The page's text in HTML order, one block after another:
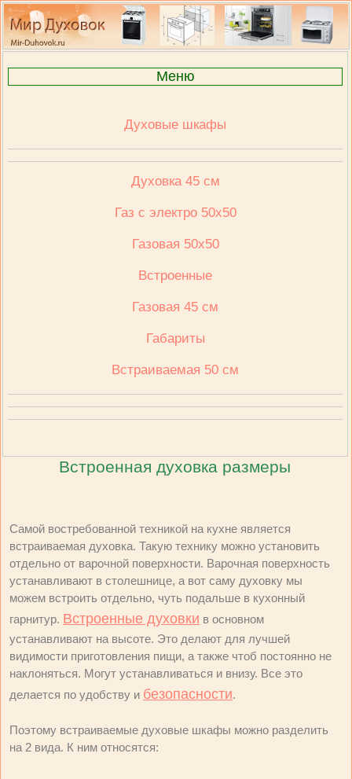
Меню
Духовые шкафы
Духовка 45 см
Газ с электро 50х50
Газовая 50х50
Встроенные
Газовая 45 см
Габариты
Встраиваемая 50 см
Встроенная духовка размеры
Самой востребованной техникой на кухне является
встраиваемая духовка. Такую технику можно установить
отдельно от варочной поверхности. Варочная поверхность
устанавливают в столешнице, а вот саму духовку мы
можем встроить отдельно, чуть подальше в кухонный
гарнитур. Встроенные духовки в основном
устанавливают на высоте. Это делают для лучшей
видимости приготовления пищи, а также чтоб постоянно не
наклоняться. Могут устанавливаться и внизу. Все это
делается по удобству и безопасности.
Поэтому встраиваемые духовые шкафы можно разделить
на 2 вида. К ним относятся: